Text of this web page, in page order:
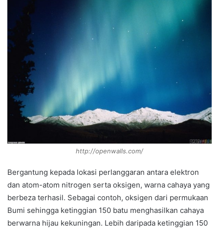
http://openwalls.com/
Bergantung kepada lokasi perlanggaran antara elektron
dan atom-atom nitrogen serta oksigen, warna cahaya yang
berbeza terhasil. Sebagai contoh, oksigen dari permukaan
Bumi sehingga ketinggian 150 batu menghasilkan cahaya
berwarna hijau kekuningan. Lebih daripada ketinggian 150